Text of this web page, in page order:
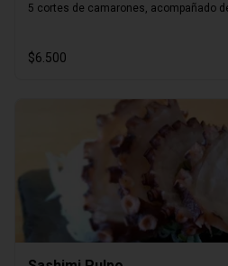
5 cortes de camarones, acompañado
$6.500